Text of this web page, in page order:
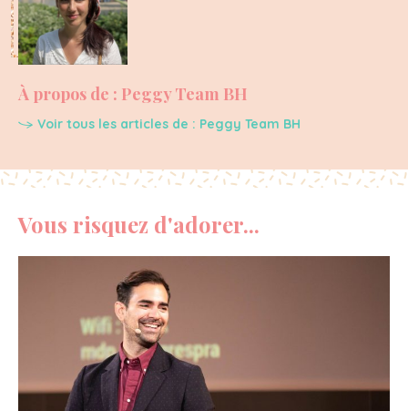
À propos de : Peggy Team BH
Voir tous les articles de : Peggy Team BH
Vous risquez d'adorer...